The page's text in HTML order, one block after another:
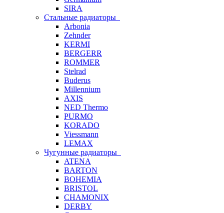
SIRA
Стальные радиаторы
Arbonia
Zehnder
KERMI
BERGERR
ROMMER
Stelrad
Buderus
Millennium
AXIS
NED Thermo
PURMO
KORADO
Viessmann
LEMAX
Чугунные радиаторы
ATENA
BARTON
BOHEMIA
BRISTOL
CHAMONIX
DERBY